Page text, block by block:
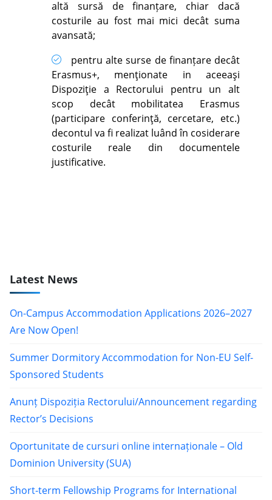
altă sursă de finanțare, chiar dacă
costurile au fost mai mici decât suma
avansată;
pentru alte surse de finanțare decât
Erasmus+, menţionate in aceeaşi
Dispoziţie a Rectorului pentru un alt
scop decât mobilitatea Erasmus
(participare conferinţă, cercetare, etc.)
decontul va fi realizat luând în cosiderare
costurile reale din documentele
justificative.
Latest News
On-Campus Accommodation Applications 2026–2027
Are Now Open!
Summer Dormitory Accommodation for Non-EU Self-
Sponsored Students
Anunț Dispoziția Rectorului/Announcement regarding
Rector’s Decisions
Oportunitate de cursuri online internaționale – Old
Dominion University (SUA)
Short-term Fellowship Programs for International